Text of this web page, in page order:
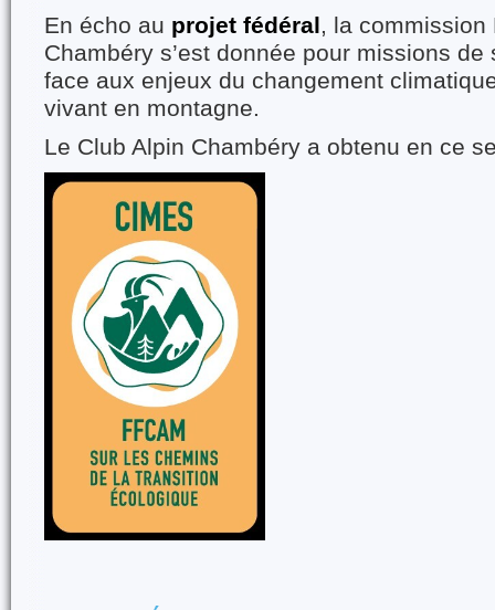
En écho au projet fédéral, la commission
Chambéry s’est donnée pour missions
face aux enjeux du changement
vivant en montagne.
Le Club Alpin Chambéry a obtenu en ce